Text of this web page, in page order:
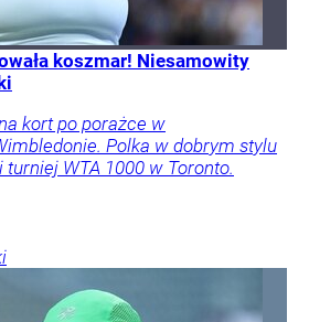
koszmar! Niesamowity
kort po porażce w
Polka w dobrym stylu
turniej WTA 1000 w Toronto.